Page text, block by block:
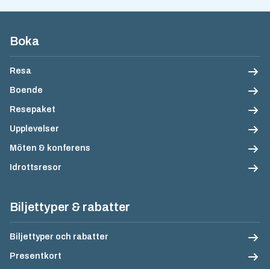
Sidfotsnavigation
Boka
Resa
Boende
Resepaket
Upplevelser
Möten & konferens
Idrottsresor
Biljettyper & rabatter
Biljettyper och rabatter
Presentkort